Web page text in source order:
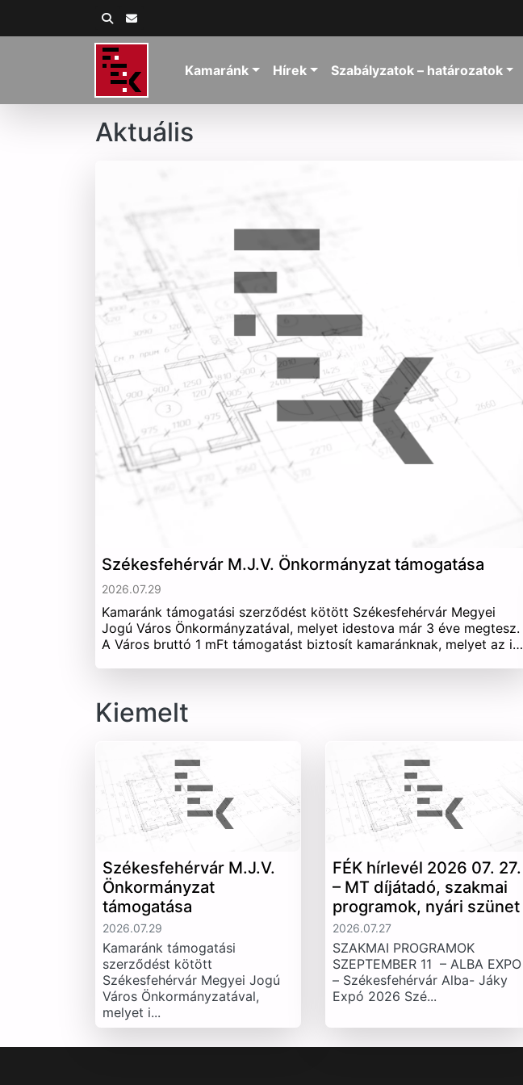
Kamaránk Hírek Szabályzatok – határozatok
Aktuális
Székesfehérvár M.J.V. Önkormányzat támogatása
2026.07.29
Kamaránk támogatási szerződést kötött Székesfehérvár Megyei
Jogú Város Önkormányzatával, melyet idestova már 3 éve megtesz.
A Város bruttó 1 mFt támogatást biztosít kamaránknak, melyet az i…
Kiemelt
Székesfehérvár M.J.V.
Önkormányzat
támogatása
2026.07.29
Kamaránk támogatási
szerződést kötött
Székesfehérvár Megyei Jogú
Város Önkormányzatával,
melyet i...
FÉK hírlevél 2026 07. 27.
– MT díjátadó, szakmai
programok, nyári szünet
2026.07.27
SZAKMAI PROGRAMOK
SZEPTEMBER 11 – ALBA EXPO
– Székesfehérvár Alba- Jáky
Expó 2026 Szé...